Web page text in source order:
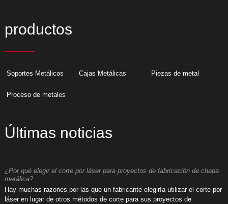
productos
Soportes Metálicos Cajas Metálicas Piezas de metal
Proceso de metales
Últimas noticias
¿Por qué elegir el corte por láser para proyectos de fabricación de chapa
metálica?
​Hay muchas razones por las que un fabricante elegiría utilizar el corte por
láser en lugar de otros métodos de corte para sus proyectos de